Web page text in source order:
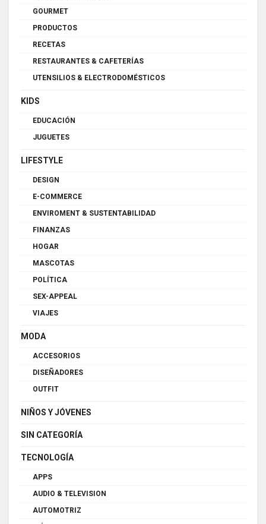
GOURMET
PRODUCTOS
RECETAS
RESTAURANTES & CAFETERÍAS
UTENSILIOS & ELECTRODOMÉSTICOS
KIDS
EDUCACIÓN
JUGUETES
LIFESTYLE
DESIGN
E-COMMERCE
ENVIROMENT & SUSTENTABILIDAD
FINANZAS
HOGAR
MASCOTAS
POLÍTICA
SEX-APPEAL
VIAJES
MODA
ACCESORIOS
DISEÑADORES
OUTFIT
NIÑOS Y JÓVENES
SIN CATEGORÍA
TECNOLOGÍA
APPS
AUDIO & TELEVISION
AUTOMOTRIZ